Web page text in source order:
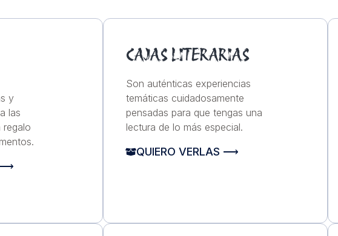
y
las
regalo
⟶
CAJAS LITERARIAS
Son auténticas experiencias
temáticas cuidadosamente
pensadas para que tengas una
lectura de lo más especial.
QUIERO VERLAS ⟶